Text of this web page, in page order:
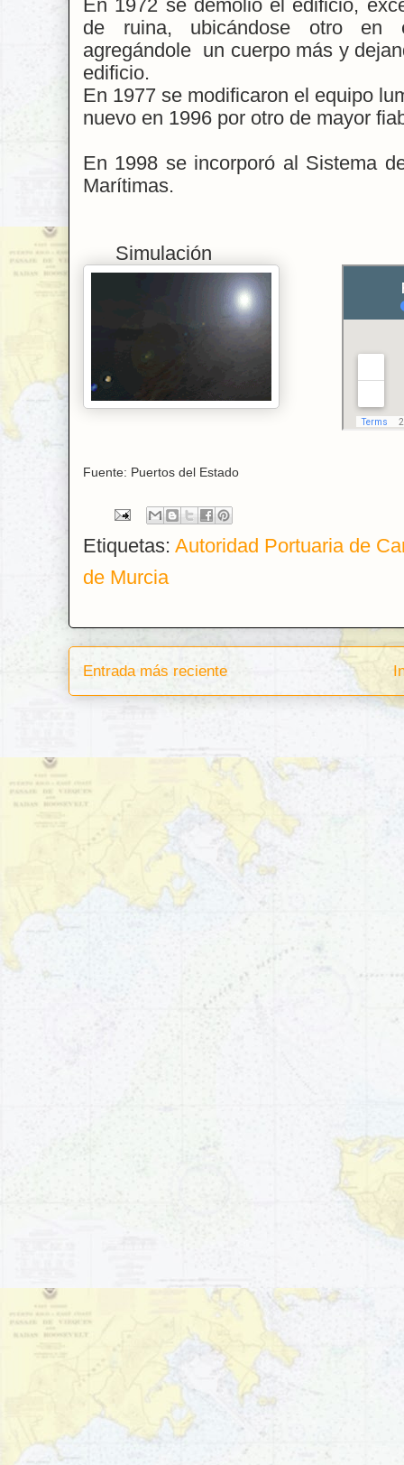
En 1972 se demolió el edificio,
de ruina, ubicándose otro en
agregándole un cuerpo más y
edificio.
En 1977 se modificaron el equipo
nuevo en 1996 por otro de mayor
En 1998 se incorporó al Sistema
Marítimas.
Simulación
Fuente: Puertos del Estado
Etiquetas: Autoridad Portuaria de
de Murcia
Entrada más reciente